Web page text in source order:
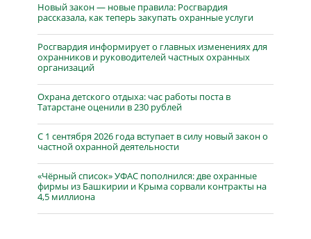
Новый закон — новые правила: Росгвардия
рассказала, как теперь закупать охранные услуги
Росгвардия информирует о главных изменениях для
охранников и руководителей частных охранных
организаций
Охрана детского отдыха: час работы поста в
Татарстане оценили в 230 рублей
С 1 сентября 2026 года вступает в силу новый закон о
частной охранной деятельности
«Чёрный список» УФАС пополнился: две охранные
фирмы из Башкирии и Крыма сорвали контракты на
4,5 миллиона